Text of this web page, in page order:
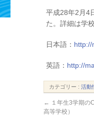
平成28年2月4
た。詳細は学
日本語： http://
英語： http://
カテゴリー : 活動
← １年生3学期の
高等学校）